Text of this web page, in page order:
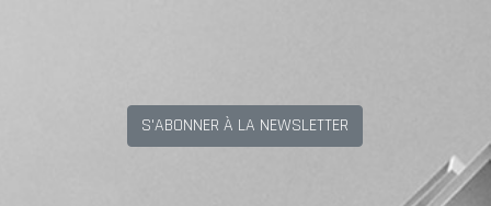
S'ABONNER À LA NEWSLETTER